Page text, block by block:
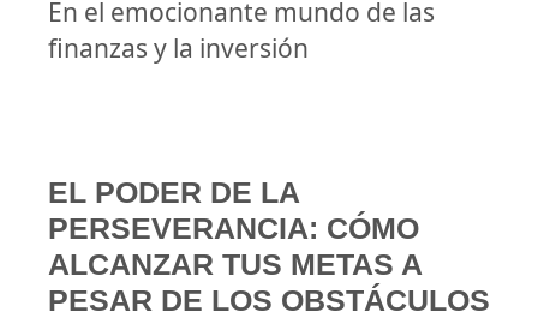
En el emocionante mundo de las
finanzas y la inversión
EL PODER DE LA
PERSEVERANCIA: CÓMO
ALCANZAR TUS METAS A
PESAR DE LOS OBSTÁCULOS